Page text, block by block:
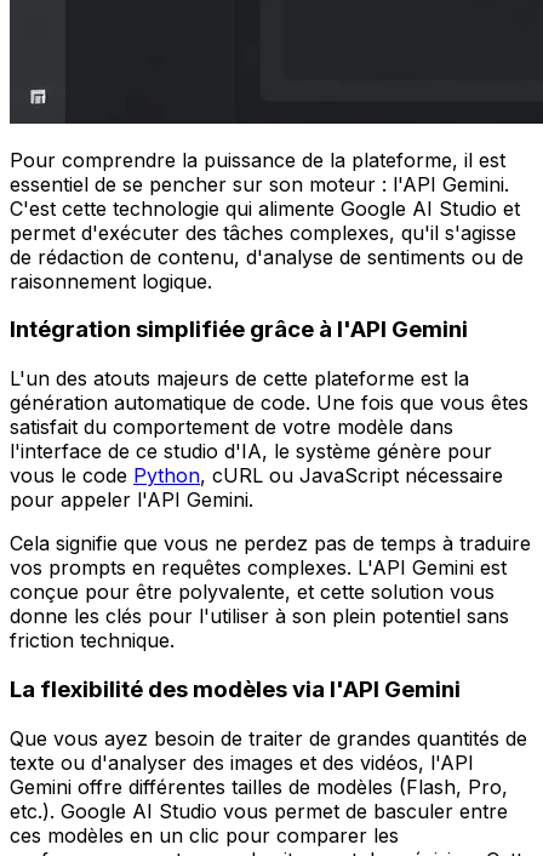
Pour comprendre la puissance de la plateforme, il est
essentiel de se pencher sur son moteur : l'API Gemini.
C'est cette technologie qui alimente Google AI Studio et
permet d'exécuter des tâches complexes, qu'il s'agisse
de rédaction de contenu, d'analyse de sentiments ou de
raisonnement logique.
Intégration simplifiée grâce à l'API Gemini
L'un des atouts majeurs de cette plateforme est la
génération automatique de code. Une fois que vous êtes
satisfait du comportement de votre modèle dans
l'interface de ce studio d'IA, le système génère pour
vous le code Python, cURL ou JavaScript nécessaire
pour appeler l'API Gemini.
Cela signifie que vous ne perdez pas de temps à traduire
vos prompts en requêtes complexes. L'API Gemini est
conçue pour être polyvalente, et cette solution vous
donne les clés pour l'utiliser à son plein potentiel sans
friction technique.
La flexibilité des modèles via l'API Gemini
Que vous ayez besoin de traiter de grandes quantités de
texte ou d'analyser des images et des vidéos, l'API
Gemini offre différentes tailles de modèles (Flash, Pro,
etc.). Google AI Studio vous permet de basculer entre
ces modèles en un clic pour comparer les